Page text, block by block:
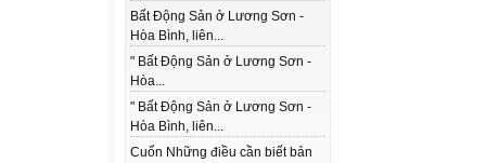
Bất Động Sản ở Lương Sơn -
Hòa Bình, liên...
" Bất Động Sản ở Lương Sơn -
Hòa...
" Bất Động Sản ở Lương Sơn -
Hòa Bình, liên...
Cuốn Những điều cần biết bản